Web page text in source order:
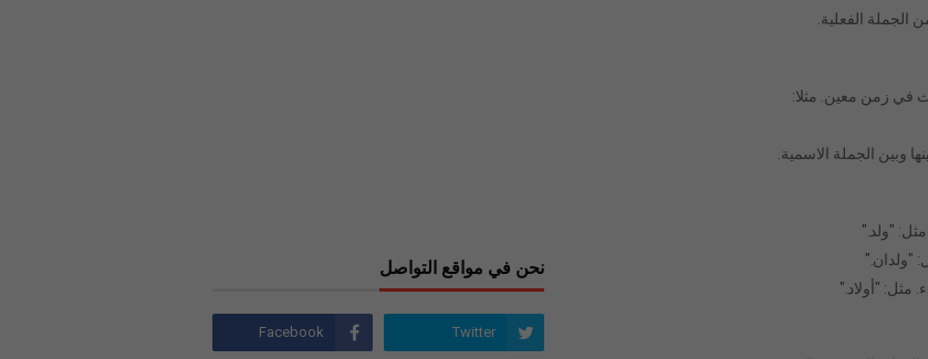
الجملة الفعلية.
في زمن معين. مثلا:
وبين الجملة الاسمية.
"ولد."
"ولدان."
"أولاد."
نحن في مواقع التواصل